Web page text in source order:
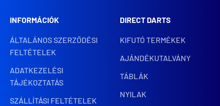
INFORMÁCIÓK
ÁLTALÁNOS SZERZŐDÉSI
FELTÉTELEK
ADATKEZELÉSI
TÁJÉKOZTATÁS
SZÁLLÍTÁSI FELTÉTELEK
DIRECT DARTS
KIFUTÓ TERMÉKEK
AJÁNDÉKUTALVÁNY
TÁBLÁK
NYILAK